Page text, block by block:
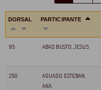
DORSAL PARTICIPANTE
95 ABAD BUSTO, JESUS
250
AGUADO ESTEBAN,
ANA